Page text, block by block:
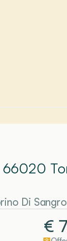
66020
Di Sangro
€